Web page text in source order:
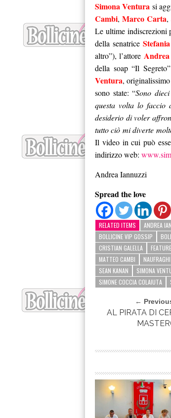
Simona Ventura si
Cambi, Marco Carta,
Le ultime indiscrezioni
della senatrice
altro”), l’attore
della soap “Il
Ventura,
sono state: “Sono
questa volta lo faccio
desiderio di voler
tutto ciò mi diverte
Il video in cui può
indirizzo web:
Andrea Iannuzzi
Spread the love
RELATED ITEMS ANDREA
BOLLICINE VIP GOSSIP
CRISTIAN GALELLA
MATTEO CAMBI
SEAN KANAN
SIMONA
SIMONE COCCIA COLAIUTA
←
AL PIRATA DI